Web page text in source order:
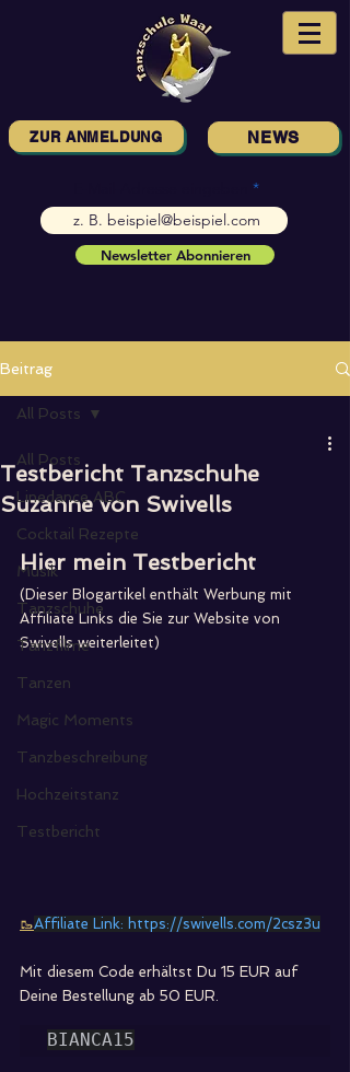
ZUR ANMELDUNG NEWS
Newsletter Abonnieren
Beitrag
All Posts
Linedance ABC
Cocktail Rezepte
Musik
Tanzschuhe
Tanzfilme
Tanzen
Magic Moments
Tanzbeschreibung
Hochzeitstanz
Testbericht
All Posts
Testbericht Tanzschuhe
Suzanne von Swivells
Hier mein Testbericht
(Dieser Blogartikel enthält Werbung mit
Affiliate Links die Sie zur Website von
Swivells weiterleitet)
🥾Affiliate Link: https://swivells.com/2csz3u
Mit diesem Code erhältst Du 15 EUR auf
Deine Bestellung ab 50 EUR.
BIANCA15